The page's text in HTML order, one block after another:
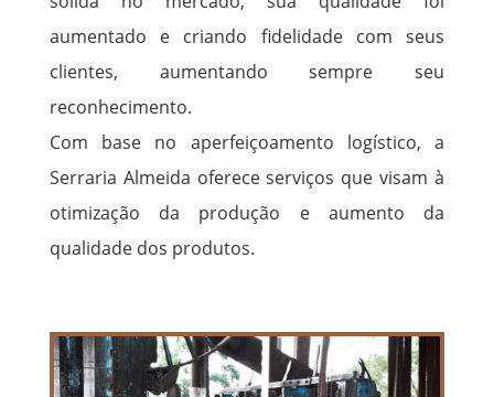
aumentado e criando fidelidade com seus
clientes, aumentando sempre seu
reconhecimento.
Com base no aperfeiçoamento logístico, a
Serraria Almeida oferece serviços que visam à
otimização da produção e aumento da
qualidade dos produtos.